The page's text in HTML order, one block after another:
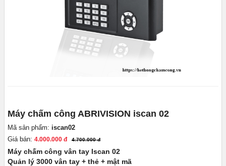
Máy chấm công ABRIVISION iscan 02
Mã sản phẩm: iscan02
Giá bán:4.000.000 đ 4.700.000 đ
Máy chấm công vân tay Iscan 02
Quản lý 3000 vân tay + thẻ + mật mã